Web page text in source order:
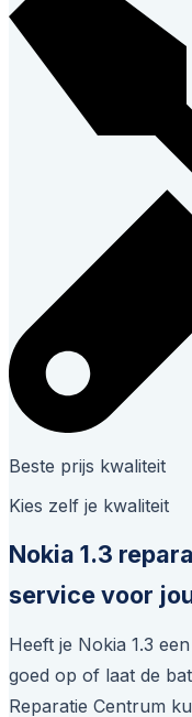
Beste prijs kwaliteit
Kies zelf je kwaliteit
Nokia 1.3
service voor
Heeft je Nokia 1.3
goed op of laat de
Reparatie Centrum